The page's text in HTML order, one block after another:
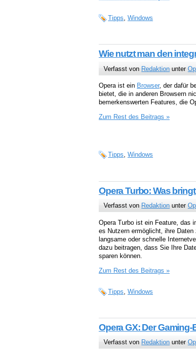
Tipps, Windows
Wie nutzt man den
Verfasst von Redaktion unter
Opera ist ein Browser, der dafür
bietet, die in anderen Browsern
bemerkenswerten Features, die
Zum Rest des Beitrags »
Tipps, Windows
Opera Turbo: Was
Verfasst von Redaktion unter
Opera Turbo ist ein Feature, das
es Nutzern ermöglicht, ihre
langsame oder schnelle
dazu beitragen, dass Sie Ihre
sparen können.
Zum Rest des Beitrags »
Tipps Windows
Opera GX: Der Gaming-
Verfasst von Redaktion unter